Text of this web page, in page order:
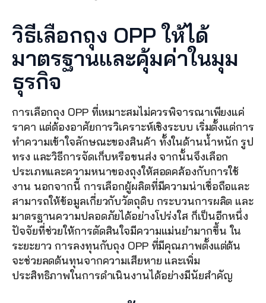
วิธีเลือกถุง OPP ให้ได้
มาตรฐานและคุ้มค่าในมุม
ธุรกิจ
การเลือกถุง OPP ที่เหมาะสมไม่ควรพิจารณาเพียงแค่
ราคา แต่ต้องอาศัยการวิเคราะห์เชิงระบบ เริ่มตั้งแต่การ
ทำความเข้าใจลักษณะของสินค้า ทั้งในด้านน้ำหนัก รูป
ทรง และวิธีการจัดเก็บหรือขนส่ง จากนั้นจึงเลือก
ประเภทและความหนาของถุงให้สอดคล้องกับการใช้
งาน นอกจากนี้ การเลือกผู้ผลิตที่มีความน่าเชื่อถือและ
สามารถให้ข้อมูลเกี่ยวกับวัตถุดิบ กระบวนการผลิต และ
มาตรฐานความปลอดภัยได้อย่างโปร่งใส ก็เป็นอีกหนึ่ง
ปัจจัยที่ช่วยให้การตัดสินใจมีความแม่นยำมากขึ้น ใน
ระยะยาว การลงทุนกับถุง OPP ที่มีคุณภาพตั้งแต่ต้น
จะช่วยลดต้นทุนจากความเสียหาย และเพิ่ม
ประสิทธิภาพในการดำเนินงานได้อย่างมีนัยสำคัญ